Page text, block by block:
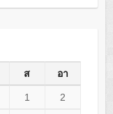
ส อา
1 2